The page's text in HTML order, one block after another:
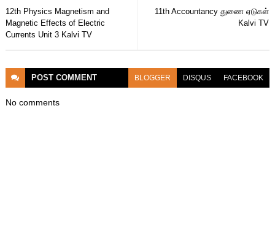
11th Accountancy துணை ஏடுகள்
Kalvi TV
12th Physics Magnetism and
Magnetic Effects of Electric
Currents Unit 3 Kalvi TV
POST COMMENT BLOGGER DISQUS FACEBOOK
No comments